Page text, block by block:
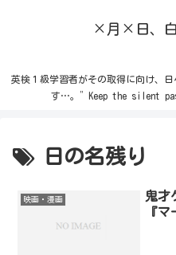
×月×日、
英検１級学習者がその取得に向け、
す…。”Keep the silent
日の名残り
映画・漫画
鬼才
『